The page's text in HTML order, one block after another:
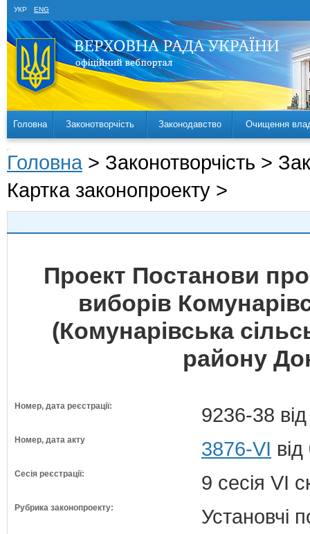
УКР ENG
Головна Законотворчість Законодавство Очищення
Головна > Законотворчість >
Картка законопроекту >
Проект Постанови
виборів
(Комунарівська
району
Номер, дата реєстрації: 9236-38
Номер, дата акту 3876-VI
Сесія реєстрації: 9 сесія VI
Рубрика законопроекту: Установчі